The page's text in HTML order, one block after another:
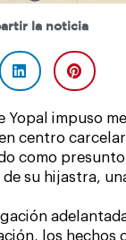
la noticia
Yopal impuso
centro
como
su hijastra,
los hechos